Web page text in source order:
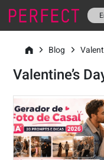
Blog
Valentine’s